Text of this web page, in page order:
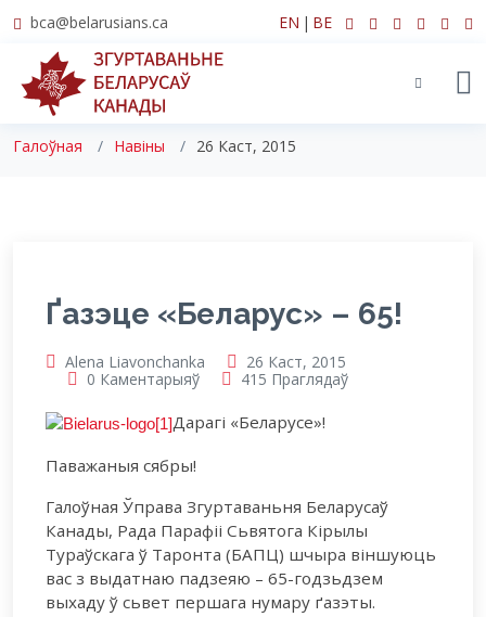
bca@belarusians.ca EN | BE
Навіны
Галоўная Навіны 26 Каст, 2015
Ґазэце «Беларус» – 65!
Alena Liavonchanka
26 Каст, 2015
0 Каментарыяў
415 Праглядаў
Дарагі «Беларусе»!
Паважаныя сябры!
Галоўная Ўправа Згуртаваньня Беларусаў
Канады, Рада Парафіі Сьвятога Кірылы
Тураўскага ў Таронта (БАПЦ) шчыра віншуюць
вас з выдатнаю падзеяю – 65-годзьдзем
выхаду ў сьвет першага нумару ґазэты.